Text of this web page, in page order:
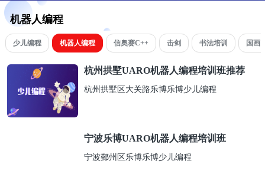
机器人编程
少儿编程 机器人编程 信奥赛C++ 击剑 书法培训 国画
杭州拱墅UARO机器人编程培训班推荐
杭州拱墅区大关路乐博乐博少儿编程
宁波乐博UARO机器人编程培训班
宁波鄞州区乐博乐博少儿编程